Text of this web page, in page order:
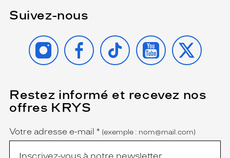
Suivez-nous
INSTAGRAMFACEBOOK
TIKTOK YOUTUBE
X
Restez informé et recevez nos
offres KRYS
Name
Votre adresse e-mail *
(Ce
champ
est
(exemple : nom@mail.com)